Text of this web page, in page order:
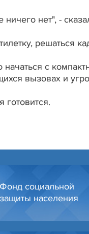
ничего нет", -
решаться
с
вызовах и
готовится.
Фонд социальной
защиты населения